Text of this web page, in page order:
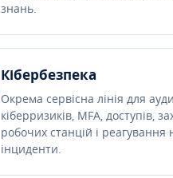
знань.
Кібербезпека
Окрема сервісна лінія для
кіберризиків, MFA, доступів,
робочих станцій і реагування
інциденти.